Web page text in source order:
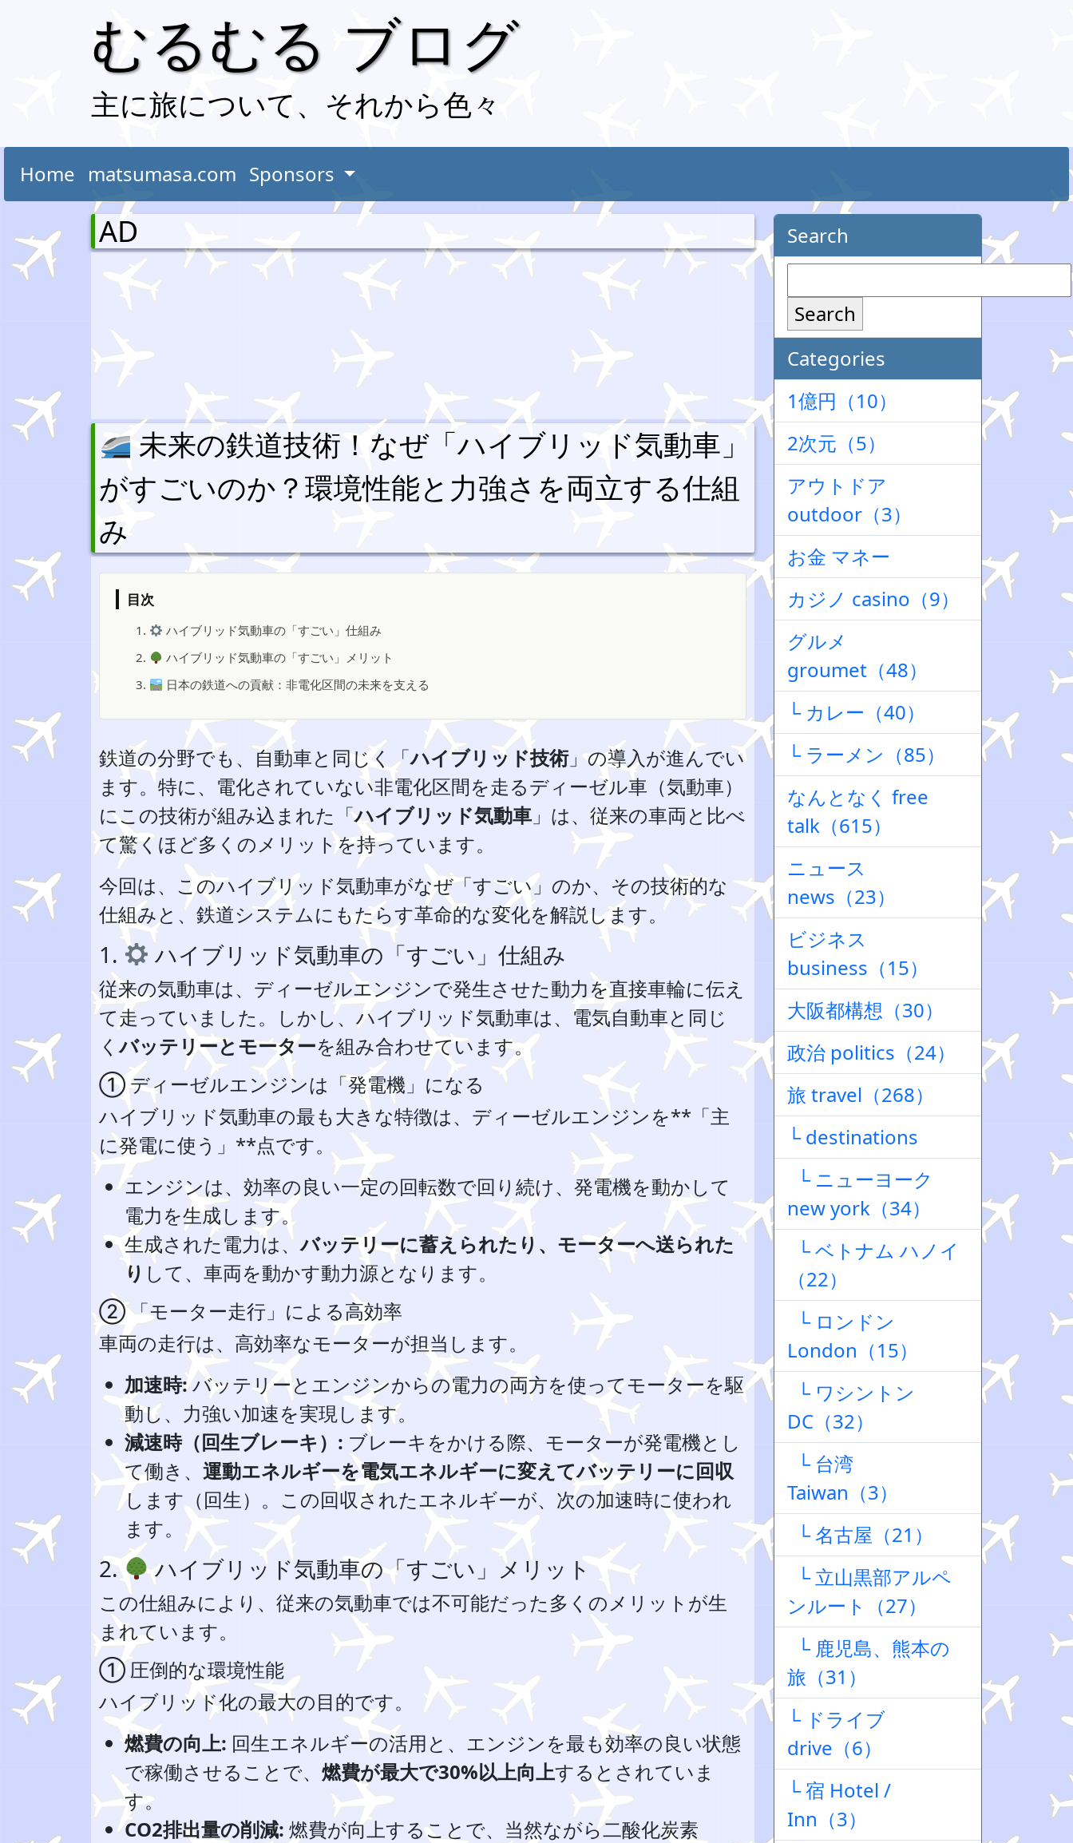
むるむる ブログ
主に旅について、それから色々
Home matsumasa.com Sponsors
AD
未来の鉄道技術！なぜ「ハイブリッド気動車」
がすごいのか？環境性能と力強さを両立する仕組
み
目次
1.
ハイブリッド気動車の「すごい」仕組み
2.
ハイブリッド気動車の「すごい」メリット
3.
日本の鉄道への貢献：非電化区間の未来を支える
鉄道の分野でも、自動車と同じく「ハイブリッド技術」の導入が進んでい
ます。特に、電化されていない非電化区間を走るディーゼル車（気動車）
にこの技術が組み込まれた「ハイブリッド気動車 」は、従来の車両と比べ
て驚くほど多くのメリットを持っています。
今回は、このハイブリッド気動車がなぜ「すごい」のか、その技術的な
仕組みと、鉄道システムにもたらす革命的な変化を解説します。
1. ハイブリッド気動車の「すごい」仕組み
従来の気動車は、ディーゼルエンジンで発生させた動力を直接車輪に伝え
て走っていました。しかし、ハイブリッド気動車は、電気自動車と同じ
くバッテリーとモーターを組み合わせています。
① ディーゼルエンジンは「発電機」になる
ハイブリッド気動車の最も大きな特徴は、ディーゼルエンジンを**「主
に発電に使う」**点です。
エンジンは、効率の良い一定の回転数で回り続け、発電機を動かして
電力を生成します。
生成された電力は、バッテリーに蓄えられたり、モーターへ送られた
り して、車両を動かす動力源となります。
② 「モーター走行」による高効率
車両の走行は、高効率なモーターが担当します。
加速時: バッテリーとエンジンからの電力の両方を使ってモーターを駆
動し、力強い加速を実現します。
減速時（回生ブレーキ）: ブレーキをかける際、モーターが発電機とし
て働き、 運動エネルギーを電気エネルギーに変えてバッテリーに回収
します（回生）。この回収されたエネルギーが、次の加速時に使われ
ます。
2. ハイブリッド気動車の「すごい」メリット
この仕組みにより、従来の気動車では不可能だった多くのメリットが生
まれています。
① 圧倒的な環境性能
ハイブリッド化の最大の目的です。
燃費の向上: 回生エネルギーの活用と、エンジンを最も効率の良い状態
で稼働させることで、 燃費が最大で30%以上向上するとされていま
す。
CO2排出量の削減: 燃費が向上することで、当然ながら二酸化炭素
Search
Search
Categories
1億円（10）
2次元（5）
アウトドア
outdoor（3）
お金 マネー
カジノ casino（9）
グルメ
groumet（48）
└ カレー（40）
└ ラーメン（85）
なんとなく free
talk（615）
ニュース
news（23）
ビジネス
business（15）
大阪都構想（30）
政治 politics（24）
旅 travel（268）
└ destinations
└ ニューヨーク
new york（34）
└ ベトナム ハノイ
（22）
└ ロンドン
London（15）
└ ワシントン
DC（32）
└ 台湾
Taiwan（3）
└ 名古屋（21）
└ 立山黒部アルペ
ンルート（27）
└ 鹿児島、熊本の
旅（31）
└ ドライブ
drive（6）
└ 宿 Hotel /
Inn（3）